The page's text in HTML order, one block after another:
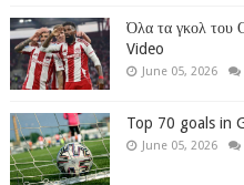
Όλα τα γκολ του
Video
June 05, 2026
Top 70 goals in
June 05, 2026